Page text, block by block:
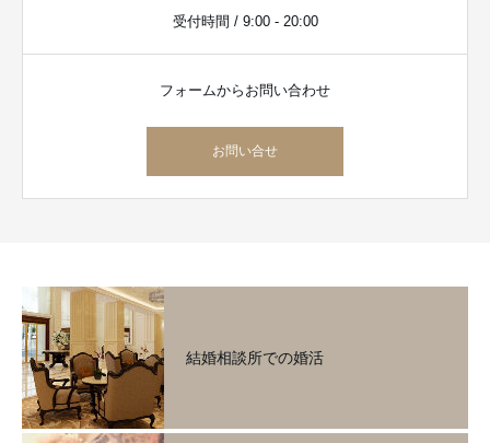
受付時間 / 9:00 - 20:00
フォームからお問い合わせ
お問い合せ
結婚相談所での婚活